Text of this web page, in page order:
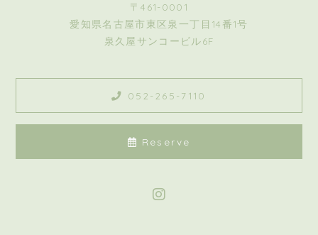
〒461-0001
愛知県名古屋市東区泉一丁目14番1号
泉久屋サンコービル6F
052-265-7110
Reserve